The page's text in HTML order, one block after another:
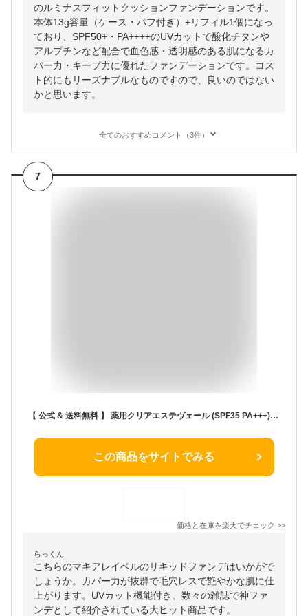
のルミナスフィットクッションファンデーションです。
本体13g容量（ケース・パフ付き）+リフィル1個になっ
ており、SPF50+・PA++++のUVカットで酸化チタンや
アルプチンなど配合で血色感・透明感のある肌になるカ
バー力・キープ力に優れたファンデーションです。コス
ト的にもリーズナブルなものですので、良いのではない
かと思います。
全てのおすすめコメント（3件）
7
【 公式 & 送料無料 】 薬用クリアエステヴェール (SPF35 PA+++)(全5色/13mL/約1.5~2ヶ月分)｜医薬部外品 美容液ファンデ 神ファンデ リキッドファンデ UVカット シミ シワ くすみ 毛穴 美白 30代 40代 50代 毛穴カバー 薄づき マキアレイベル
この商品をサイトでみる
価格と在庫を楽天でチェック >>
らっくん
こちらのマキアレイベルのリキッドファンデはいかがで
しょうか。カバー力が抜群で毛穴レスで艶やかな肌に仕
上がります。UVカット機能付き、数々の雑誌で神ファ
ンデとして紹介されている大ヒット商品です。